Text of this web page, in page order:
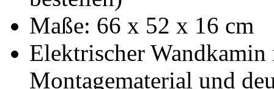
Maße: 66 x 52 x 16 cm
Elektrischer
Montagematerial und